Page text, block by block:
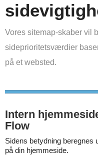
Vores sitemap-skaber vil
sideprioritetsværdier
på et websted.
Intern
Flow
Sidens betydning beregnes
på din hjemmeside.